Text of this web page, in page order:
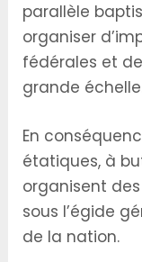
parallèle
organiser
fédérales et
grande
En
étatiques, à
organisent
sous l’égide
de la nation.